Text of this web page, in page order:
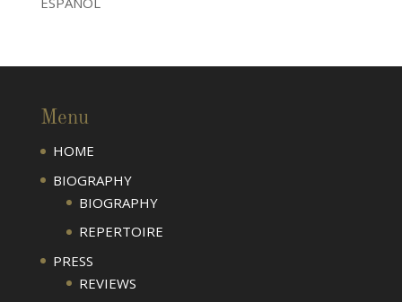
Menu
HOME
BIOGRAPHY
BIOGRAPHY
REPERTOIRE
PRESS
REVIEWS